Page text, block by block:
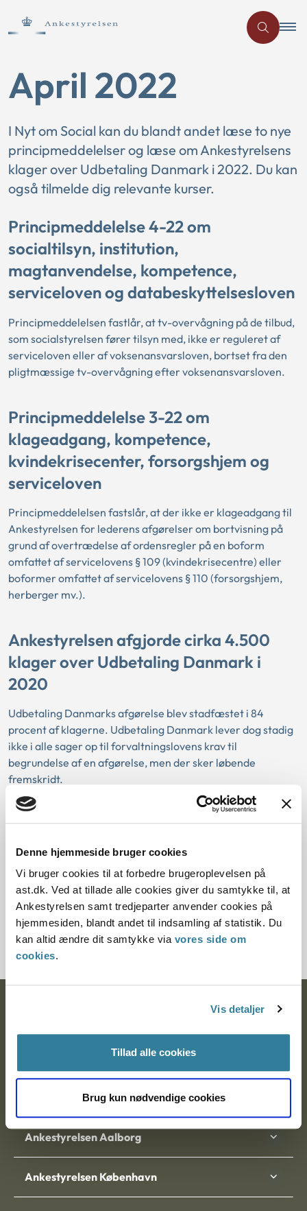
Denne hjemmeside bruger cookies
Vi bruger cookies til at forbedre brugeroplevelsen på
ast.dk. Ved at tillade alle cookies giver du samtykke til, at
Ankestyrelsen samt tredjeparter anvender cookies på
hjemmesiden, blandt andet til indsamling af statistik. Du
kan altid ændre dit samtykke via vores side om
cookies.
Vis detaljer
Tillad alle cookies
Brug kun nødvendige cookies
April 2022
I Nyt om Social kan du blandt andet læse to nye
principmeddelelser og læse om Ankestyrelsens
klager over Udbetaling Danmark i 2022. Du kan
også tilmelde dig relevante kurser.
Principmeddelelse 4-22 om
socialtilsyn, institution,
magtanvendelse, kompetence,
serviceloven og databeskyttelsesloven
Principmeddelelsen fastlår, at tv-overvågning på de tilbud,
som socialstyrelsen fører tilsyn med, ikke er reguleret af
serviceloven eller af voksenansvarsloven, bortset fra den
pligtmæssige tv-overvågning efter voksenansvarsloven.
Principmeddelelse 3-22 om
klageadgang, kompetence,
kvindekrisecenter, forsorgshjem og
serviceloven
Principmeddelelsen fastslår, at der ikke er klageadgang til
Ankestyrelsen for lederens afgørelser om bortvisning på
grund af overtrædelse af ordensregler på en boform
omfattet af servicelovens § 109 (kvindekrisecentre) eller
boformer omfattet af servicelovens § 110 (forsorgshjem,
herberger mv.).
Ankestyrelsen afgjorde cirka 4.500
klager over Udbetaling Danmark i
2020
Udbetaling Danmarks afgørelse blev stadfæstet i 84
procent af klagerne. Udbetaling Danmark lever dog stadig
ikke i alle sager op til forvaltningslovens krav til
begrundelse af en afgørelse, men der sker løbende
fremskridt.
Læs nyheden
Principmeddelelser
Søg efter principmeddelelser
Postadresse:
Nytorv 7, 2. sal
9000 Aalborg
Ankestyrelsen Aalborg
Ankestyrelsen København